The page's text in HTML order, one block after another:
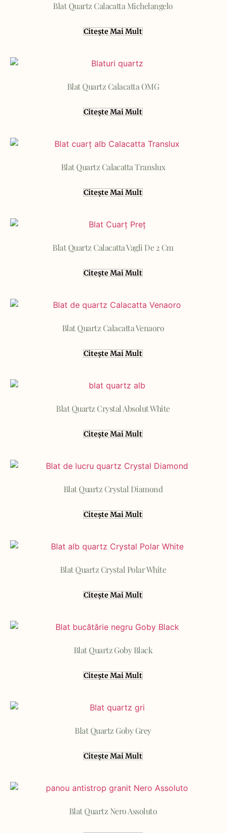
Blat Quartz Calacatta Michelangelo
Citește Mai Mult
Blat Quartz Calacatta OMG
Citește Mai Mult
Blat Quartz Calacatta Translux
Citește Mai Mult
Blat Quartz Calacatta Vagli De 2 Cm
Citește Mai Mult
Blat Quartz Calacatta Venaoro
Citește Mai Mult
Blat Quartz Crystal Absolut White
Citește Mai Mult
Blat Quartz Crystal Diamond
Citește Mai Mult
Blat Quartz Crystal Polar White
Citește Mai Mult
Blat Quartz Goby Black
Citește Mai Mult
Blat Quartz Goby Grey
Citește Mai Mult
Blat Quartz Nero Assoluto